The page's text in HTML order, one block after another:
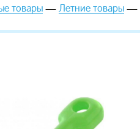
товары Летние товары